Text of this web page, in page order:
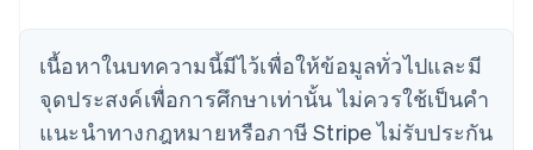
เนื้อหาในบทความนี้มีไว้เพื่อให้ข้อมูลทั่วไปและมี
จุดประสงค์เพื่อการศึกษาเท่านั้น ไม่ควรใช้เป็นคํา
แนะนําทางกฎหมายหรือภาษี Stripe ไม่รับประกัน
ไซปรัส
English
ญี่ปุ่น
日本語English
เดนมาร์ก